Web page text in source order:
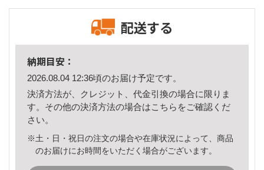
配送する
納期目安：
2026.08.04 12:36頃のお届け予定です。
決済方法が、クレジット、代金引換の場合に限りま
す。その他の決済方法の場合はこちら をご確認くだ
さい。
※土・日・祝日の注文の場合や在庫状況によって、商品
のお届けにお時間をいただく場合がございます。